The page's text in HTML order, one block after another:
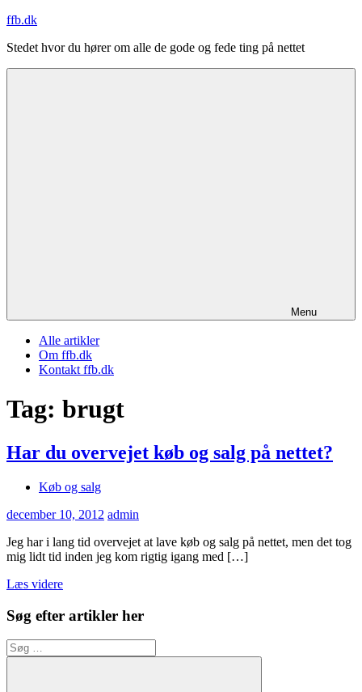
Videre
indhold
ffb.dk
Stedet hvor du hører om alle de gode og fede ting på nettet
Menu
Alle artikler
Om ffb.dk
Kontakt ffb.dk
Tag: brugt
Har du overvejet køb og salg på nettet?
Køb og salg
december 10, 2012 admin
Jeg har i lang tid overvejet at lave køb og salg på nettet, men det tog
mig lidt tid inden jeg kom rigtig igang med […]
Læs videre
Søg efter artikler her
Søg
efter: